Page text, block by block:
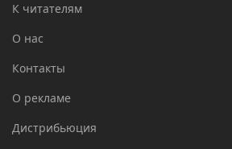
К читателям
О нас
Контакты
О рекламе
Дистрибьюция